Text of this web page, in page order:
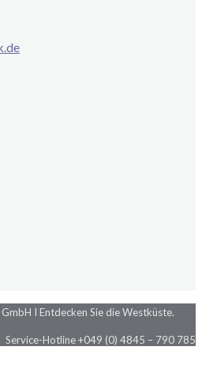
I Entdecken Sie die Westküste.
Service-Hotline +049 (0) 4845 – 790 785